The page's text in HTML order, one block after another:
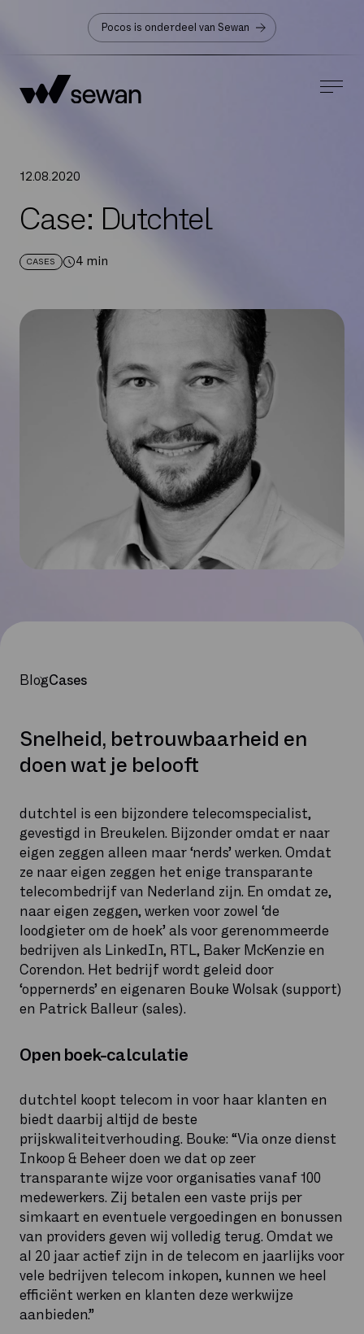
Pocos is onderdeel van Sewan
12.08.2020
Case: Dutchtel
CASES 4 min
BlogCases
Snelheid, betrouwbaarheid en
doen wat je belooft
dutchtel is een bijzondere telecomspecialist,
gevestigd in Breukelen. Bijzonder omdat er naar
eigen zeggen alleen maar ‘nerds’ werken. Omdat
ze naar eigen zeggen het enige transparante
telecombedrijf van Nederland zijn. En omdat ze,
naar eigen zeggen, werken voor zowel ‘de
loodgieter om de hoek’ als voor gerenommeerde
bedrijven als LinkedIn, RTL, Baker McKenzie en
Corendon. Het bedrijf wordt geleid door
‘oppernerds’ en eigenaren Bouke Wolsak (support)
en Patrick Balleur (sales).
Open boek-calculatie
dutchtel koopt telecom in voor haar klanten en
biedt daarbij altijd de beste
prijskwaliteitverhouding. Bouke: “Via onze dienst
Inkoop & Beheer doen we dat op zeer
transparante wijze voor organisaties vanaf 100
medewerkers. Zij betalen een vaste prijs per
simkaart en eventuele vergoedingen en bonussen
van providers geven wij volledig terug. Omdat we
al 20 jaar actief zijn in de telecom en jaarlijks voor
vele bedrijven telecom inkopen, kunnen we heel
efficiënt werken en klanten deze werkwijze
aanbieden.”